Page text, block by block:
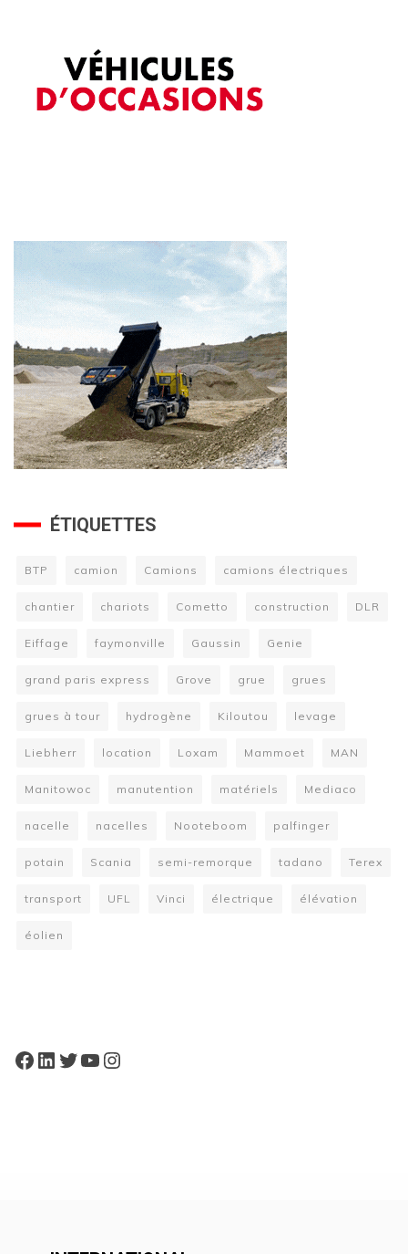
ÉTIQUETTES
BTP camion Camions camions électriques
chantier chariots Cometto construction DLR
Eiffage faymonville Gaussin Genie
grand paris express Grove grue grues
grues à tour hydrogène Kiloutou levage
Liebherr location Loxam Mammoet MAN
Manitowoc manutention matériels Mediaco
nacelle nacelles Nooteboom palfinger
potain Scania semi-remorque tadano Terex
transport UFL Vinci électrique élévation
éolien
Facebook
LinkedIn
Twitter
YouTube
Instagram